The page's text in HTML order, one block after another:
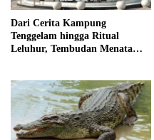
Dari Cerita Kampung
Tenggelam hingga Ritual
Leluhur, Tembudan Menata